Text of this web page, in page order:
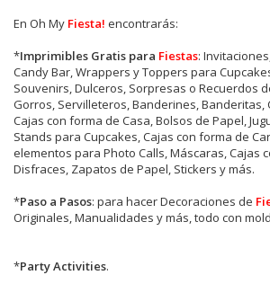
En Oh My Fiesta! encontrarás:
*Imprimibles Gratis para Fiestas:
Candy Bar, Wrappers y Toppers para
Souvenirs, Dulceros, Sorpresas o Recuerdos
Gorros, Servilleteros, Banderines, Banderitas,
Cajas con forma de Casa, Bolsos de Papel,
Stands para Cupcakes, Cajas con forma de
elementos para Photo Calls, Máscaras, Cajas
Disfraces, Zapatos de Papel, Stickers y más.
*Paso a Pasos: para hacer Decoraciones de
Originales, Manualidades y más, todo con
*Party Activities.